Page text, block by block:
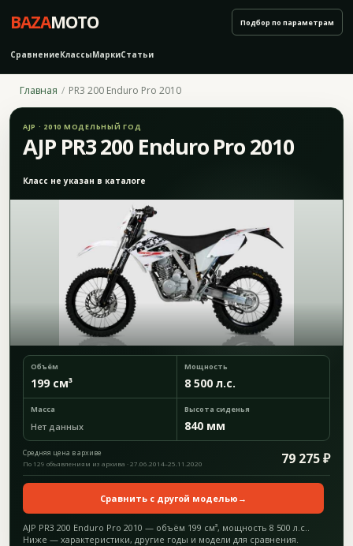
BAZAMOTO
СравнениеКлассыМаркиСтатьи
Подбор по параметрам
Главная PR3 200 Enduro Pro 2010
AJP · 2010 МОДЕЛЬНЫЙ ГОД
AJP PR3 200 Enduro Pro 2010
Класс не указан в каталоге
Объём
199 см³
Мощность
8 500 л.с.
Масса
Нет данных
Высота сиденья
840 мм
Средняя цена в архиве 79 275 ₽
По 129 объявлениям из архива · 27.06.2014–25.11.2020
Сравнить с другой моделью →
AJP PR3 200 Enduro Pro 2010 — объём 199 см³, мощность 8 500 л.с..
Ниже — характеристики, другие годы и модели для сравнения.